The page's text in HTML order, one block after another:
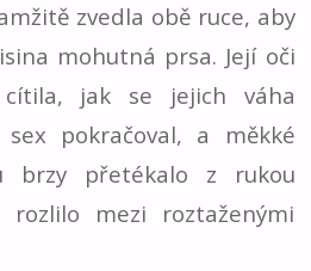
zvedla obě ruce, aby
mohutná prsa. Její oči
jak se jejich váha
pokračoval, a měkké
brzy přetékalo z rukou
rozlilo mezi roztaženými